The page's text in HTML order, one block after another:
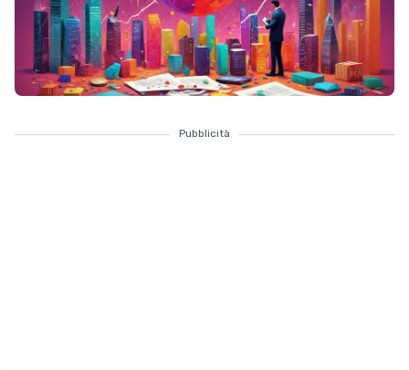
Pubblicità